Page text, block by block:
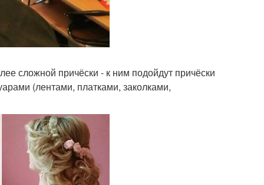
сложной причёски - к ним подойдут причёски
(лентами, платками, заколками,